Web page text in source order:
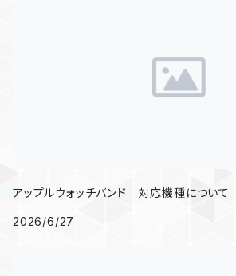
アップルウォッチバンド 対応機種について
2026/6/27